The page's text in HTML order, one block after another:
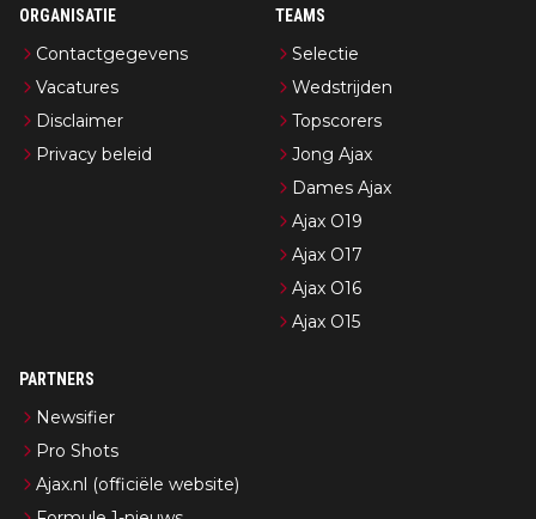
ORGANISATIE
Contactgegevens
Vacatures
Disclaimer
Privacy beleid
TEAMS
Selectie
Wedstrijden
Topscorers
Jong Ajax
Dames Ajax
Ajax O19
Ajax O17
Ajax O16
Ajax O15
PARTNERS
Newsifier
Pro Shots
Ajax.nl (officiële website)